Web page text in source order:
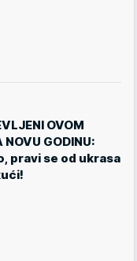
OVOM
NOVU GODINU:
pravi se od ukrasa